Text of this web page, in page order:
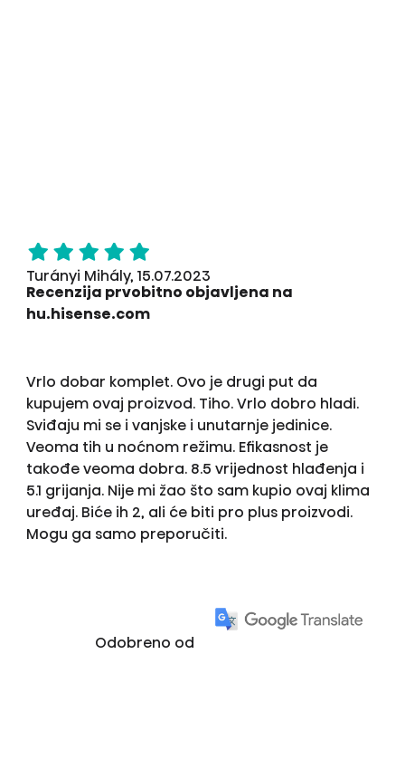
Turányi Mihály, 15.07.2023
Recenzija prvobitno objavljena na
hu.hisense.com
Vrlo dobar komplet. Ovo je drugi put da
kupujem ovaj proizvod. Tiho. Vrlo dobro hladi.
Sviđaju mi se i vanjske i unutarnje jedinice.
Veoma tih u noćnom režimu. Efikasnost je
takođe veoma dobra. 8.5 vrijednost hlađenja i
5.1 grijanja. Nije mi žao što sam kupio ovaj klima
uređaj. Biće ih 2, ali će biti pro plus proizvodi.
Mogu ga samo preporučiti.
Odobreno od